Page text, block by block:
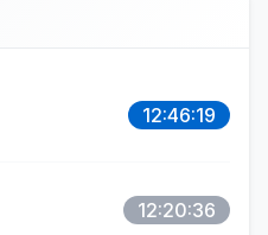
12:46:19
12:20:36